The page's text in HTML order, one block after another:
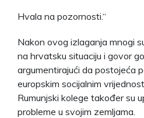
Hvala na pozornosti.“
Nakon ovog izlaganja mnogi
na hrvatsku situaciju i govor
argumentirajući da postojeća
europskim socijalnim
Rumunjski kolege također su
probleme u svojim zemljama.